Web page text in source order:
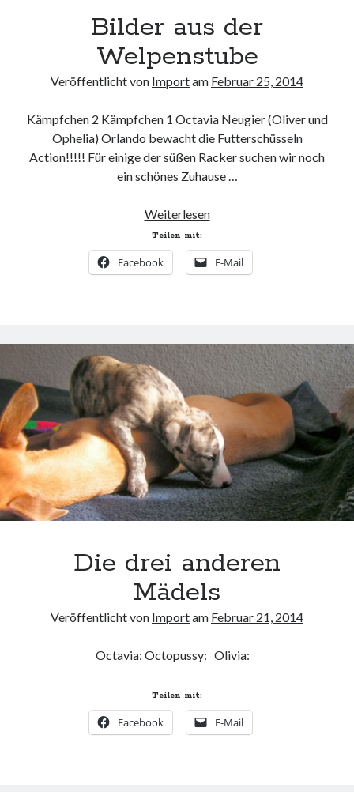
Archiv
Bilder aus der
Welpenstube
Veröffentlicht von Importam Februar 25, 2014
Kämpfchen 2 Kämpfchen 1 Octavia Neugier (Oliver und
Ophelia) Orlando bewacht die Futterschüsseln
Action!!!!! Für einige der süßen Racker suchen wir noch
ein schönes Zuhause …
WeiterlesenBilder
der
Welpenstube
Teilen mit:
Facebook E-Mail
Die drei anderen
Mädels
Veröffentlicht von Importam Februar 21, 2014
Octavia: Octopussy: Olivia:
Teilen mit:
Facebook E-Mail